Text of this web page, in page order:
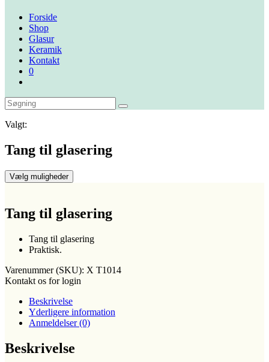
Forside
Shop
Glasur
Keramik
Kontakt
0
Valgt:
Tang til glasering
Vælg muligheder
Tang til glasering
Tang til glasering
Praktisk.
Varenummer (SKU): X T1014
Kontakt os for login
Beskrivelse
Yderligere information
Anmeldelser (0)
Beskrivelse